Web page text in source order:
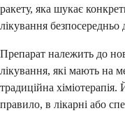
ракету, яка шукає
лікування безпосередньо
Препарат належить до
лікування, які мають на
традиційна
правило, в лікарні або